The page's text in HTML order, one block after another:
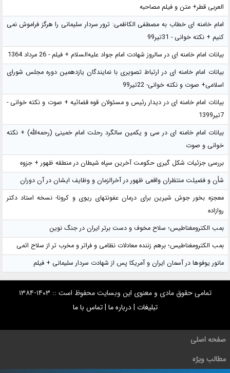
العربی قطر+ متن و فیلم مصاحبه
امام خامنه ای خطاب به مصطفی الکاظمی: ترور سردار سلیمانی را هرگز فراموش نمی
کنیم + نکته خوانی - 31تیر99
بیانات امام خامنه ای در سالروز شهادت امام جواد علیه‌السلام + فیلم - 26 مرداد 1364
بیانات امام خامنه ای در ارتباط تصویری با نمایندگان یازدهمین دوره مجلس شورای
اسلامی+ صوت و نکته خوانی- 22تیر99
بیانات امام خامنه ای در دیدار رئیس و مسئولان قوه قضائیه + صوت و نکته خوانی -
7تیر1399
بیانات امام خامنه ای در سی و یکمین سالگرد رحلت امام خمینی (رحمه‌الله) + نکته
خوانی و صوت
بررسی جزئیات شکل گیری حکومت آخرین سپاه شیطان در منطقه ظهور + جزوه
شأن و فضیلت منتظران واقعی ظهور در آخرالزمان و وظایف ایشان در آن دوران
معجزه بخور جوش شیرین برای درمان عفونتهای ریوی و کرونا- نسخه استاد دکتر
روازاده
بمب الکترومغناطیس؛ سلاح مخوف و دست برتر ایران در جنگ نوین
بمب الکترومغناطیس؛ برهم زننده معادلات نظامی و فراتر و مخرب تر از سلاح اتمی
مانور یوفوها در آسمان ایران و آمریکا پس از شهادت سردار سلیمانی + فیلم
تمامی حقوق مادی و معنوی این وبسایت محفوظ است :: ۱۴۰۳-۱۳۸۴
تبلیغات |درباره ما |تماس با ما
صفحه اصلی
مطالب ویژه